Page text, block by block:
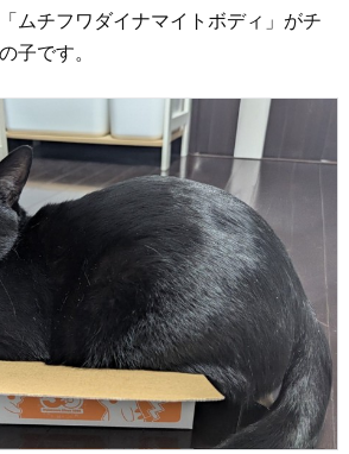
ムチフワダイナマイトボディ」がチ
子です。